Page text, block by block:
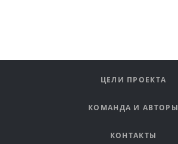
ЦЕЛИ ПРОЕКТА
КОМАНДА И АВТОРЫ
КОНТАКТЫ